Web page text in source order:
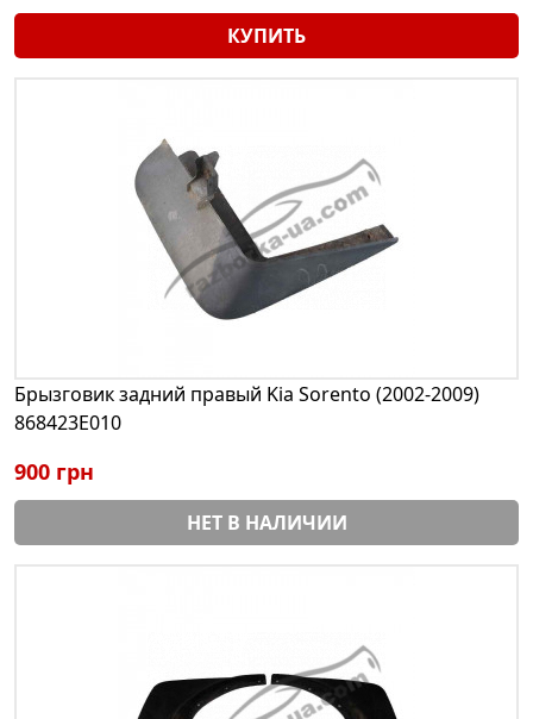
КУПИТЬ
Брызговик задний правый Kia Sorento (2002-2009)
868423E010
900 грн
НЕТ В НАЛИЧИИ